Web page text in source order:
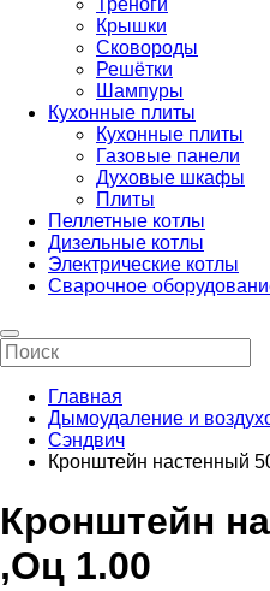
Треноги
Крышки
Сковороды
Решётки
Шампуры
Кухонные плиты
Кухонные плиты
Газовые панели
Духовые шкафы
Плиты
Пеллетные котлы
Дизельные котлы
Электрические котлы
Сварочное
Главная
Дымоудаление и
Сэндвич
Кронштейн настенный
Кронштейн
,Оц 1.00